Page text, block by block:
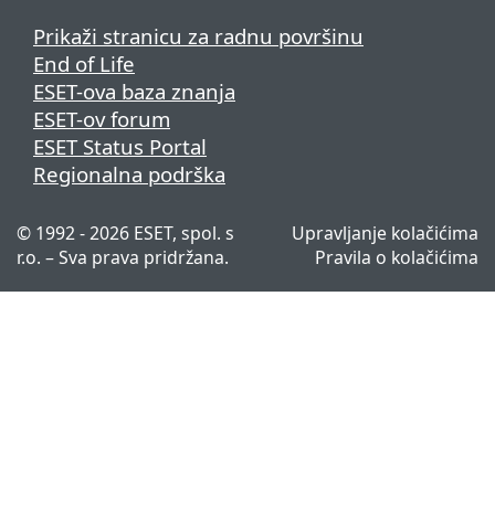
Prikaži stranicu za radnu površinu
End of Life
ESET-ova baza znanja
ESET-ov forum
ESET Status Portal
Regionalna podrška
© 1992 - 2026 ESET, spol. s
r.o. – Sva prava pridržana.
Upravljanje kolačićima
Pravila o kolačićima